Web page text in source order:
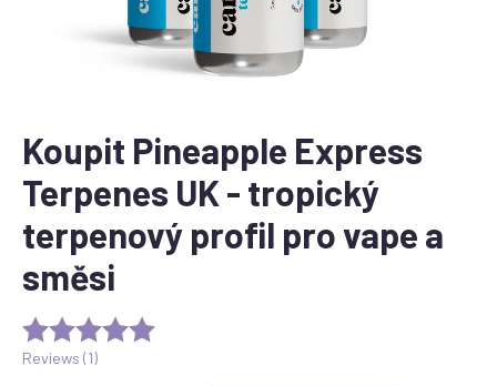
Koupit Pineapple Express
Terpenes UK - tropický
terpenový profil pro vape a
směsi
Reviews (1)